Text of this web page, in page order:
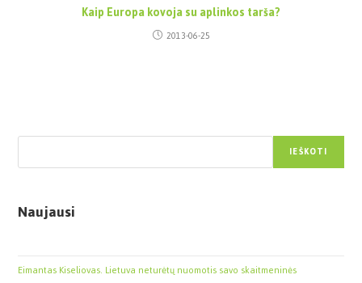
Kaip Europa kovoja su aplinkos tarša?
2013-06-25
IEŠKOTI
Naujausi
Eimantas Kiseliovas. Lietuva neturėtų nuomotis savo skaitmeninės